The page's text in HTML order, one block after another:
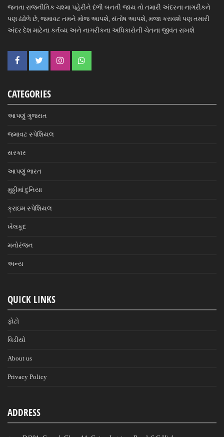
જનતા રાજનીતિક ચશ્મા પહેરીને દંભી બનતી જાય તો તમારી અંદરના નાગરીકને
પણ ઢંઢોળે છે, જમાવટ તમને મોજ આપશે, સંતોષ આપશે, મજા કરાવશે પણ તમારી
અંદર દેશ માટેના કર્તવ્ય અને નાગરીકના અધિકારોની ચેતના જીવંત રાખશે
CATEGORIES
આપણું ગુજરાત
જમાવટ સ્પેશિયલ
સરકાર
આપણું ભારત
મુઠ્ઠીમાં દુનિયા
ક્રાઇમ સ્પેશિયલ
ખેલકૂદ
મનોરંજન
અન્ય
QUICK LINKS
ફોટો
વિડીયો
About us
Privacy Policy
ADDRESS